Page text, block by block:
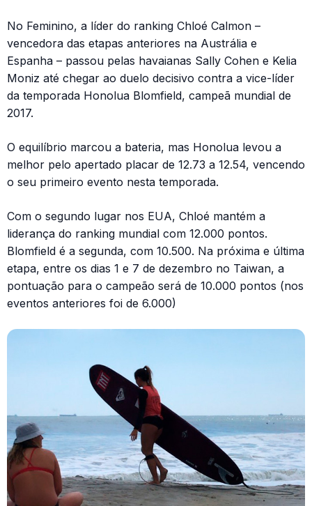
No Feminino, a líder do ranking Chloé Calmon –
vencedora das etapas anteriores na Austrália e
Espanha – passou pelas havaianas Sally Cohen e Kelia
Moniz até chegar ao duelo decisivo contra a vice-líder
da temporada Honolua Blomfield, campeã mundial de
2017.
O equilíbrio marcou a bateria, mas Honolua levou a
melhor pelo apertado placar de 12.73 a 12.54, vencendo
o seu primeiro evento nesta temporada.
Com o segundo lugar nos EUA, Chloé mantém a
liderança do ranking mundial com 12.000 pontos.
Blomfield é a segunda, com 10.500. Na próxima e última
etapa, entre os dias 1 e 7 de dezembro no Taiwan, a
pontuação para o campeão será de 10.000 pontos (nos
eventos anteriores foi de 6.000)